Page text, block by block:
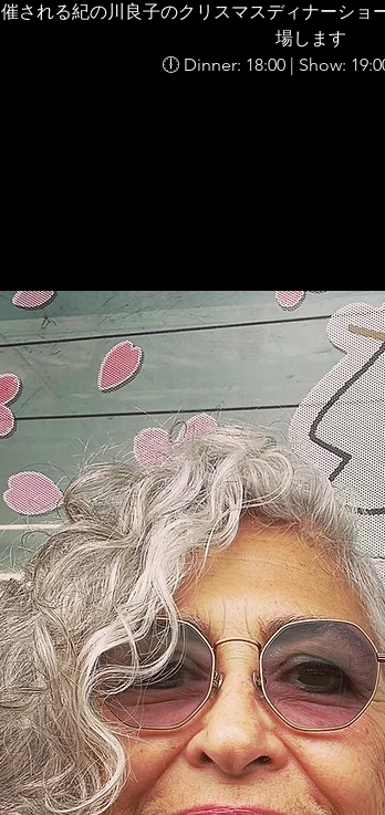
催される紀の川良子のクリスマスディナーショ
場します
🕕 Dinner: 18:00 | Show: